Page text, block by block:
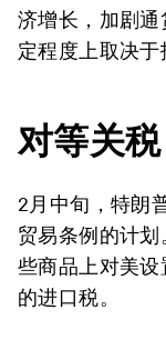
济增长，加剧
定程度上取决于
对等关税
2月中旬，特朗
贸易条例的计
些商品上对美
的进口税。